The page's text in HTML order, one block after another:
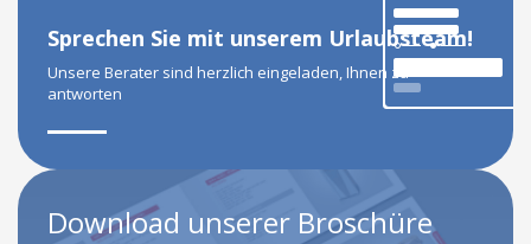
Sprechen Sie mit unserem Urlaubsteam!
Unsere Berater sind herzlich eingeladen, Ihnen zu
antworten
Download unserer Broschüre